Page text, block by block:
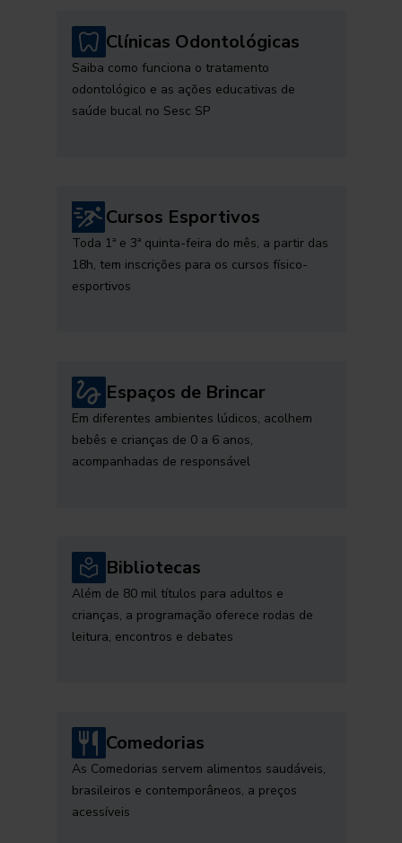
Clínicas Odontológicas
Saiba como funciona o tratamento
odontológico e as ações educativas de
saúde bucal no Sesc SP
Cursos Esportivos
Toda 1ª e 3ª quinta-feira do mês, a partir das
18h, tem inscrições para os cursos físico-
esportivos
Espaços de Brincar
Em diferentes ambientes lúdicos, acolhem
bebês e crianças de 0 a 6 anos,
acompanhadas de responsável
Bibliotecas
Além de 80 mil títulos para adultos e
crianças, a programação oferece rodas de
leitura, encontros e debates
Comedorias
As Comedorias servem alimentos saudáveis,
brasileiros e contemporâneos, a preços
acessíveis